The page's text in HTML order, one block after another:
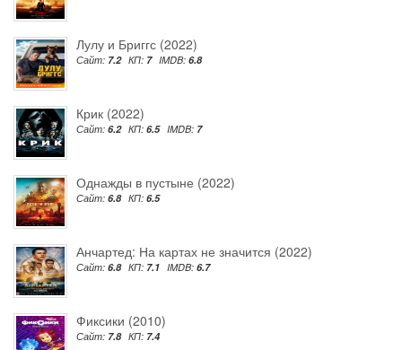
Лулу и Бриггс (2022)
Сайт: 7.2 КП: 7 IMDB: 6.8
Крик (2022)
Сайт: 6.2 КП: 6.5 IMDB: 7
Однажды в пустыне (2022)
Сайт: 6.8 КП: 6.5
Анчартед: На картах не значится (2022)
Сайт: 6.8 КП: 7.1 IMDB: 6.7
Фиксики (2010)
Сайт: 7.8 КП: 7.4